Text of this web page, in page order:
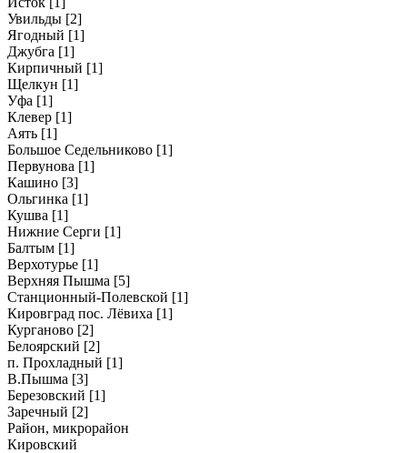
Увильды [2]
Ягодный [1]
Джубга [1]
Кирпичный [1]
Щелкун [1]
Уфа [1]
Клевер [1]
Аять [1]
Большое Седельниково [1]
Первунова [1]
Кашино [3]
Ольгинка [1]
Кушва [1]
Нижние Серги [1]
Балтым [1]
Верхотурье [1]
Верхняя Пышма [5]
Станционный-Полевской [1]
Кировград пос. Лёвиха [1]
Курганово [2]
Белоярский [2]
п. Прохладный [1]
В.Пышма [3]
Березовский [1]
Заречный [2]
Район, микрорайон
Кировский